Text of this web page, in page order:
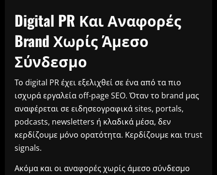
Digital PR Και Αναφορές
Brand Χωρίς Άμεσο
Σύνδεσμο
Το digital PR έχει εξελιχθεί σε ένα από τα πιο
ισχυρά εργαλεία off-page SEO. Όταν το brand μας
αναφέρεται σε ειδησεογραφικά sites, portals,
podcasts, newsletters ή κλαδικά μέσα, δεν
κερδίζουμε μόνο ορατότητα. Κερδίζουμε και trust
signals.
Ακόμα και οι αναφορές χωρίς άμεσο σύνδεσμο